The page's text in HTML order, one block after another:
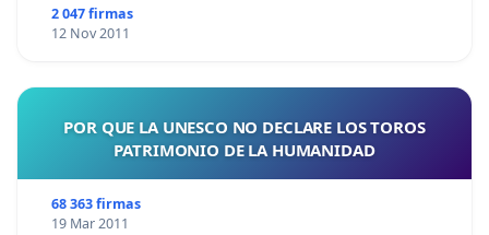
2 047 firmas
12 Nov 2011
POR QUE LA UNESCO NO DECLARE LOS TOROS
PATRIMONIO DE LA HUMANIDAD
68 363 firmas
19 Mar 2011